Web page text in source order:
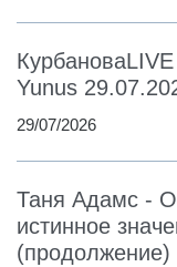
Yunus
29/07/2026
Таня Адамс -
истинное
(продолжение)